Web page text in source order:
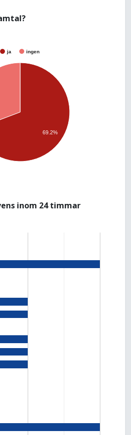
ja ingen
69.2%
inom 24 timmar